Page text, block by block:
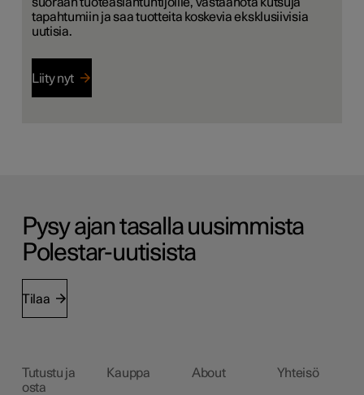
tapahtumiin ja saa tuotteita koskevia eksklusiivisia
uutisia.
Liity nyt
Pysy ajan tasalla uusimmista
Polestar-uutisista
Tilaa
Tutustu ja
osta
Kauppa About Yhteisö